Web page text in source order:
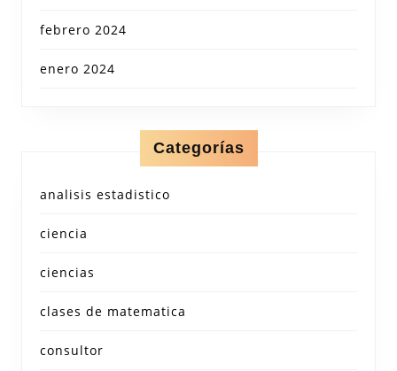
febrero 2024
enero 2024
Categorías
analisis estadistico
ciencia
ciencias
clases de matematica
consultor